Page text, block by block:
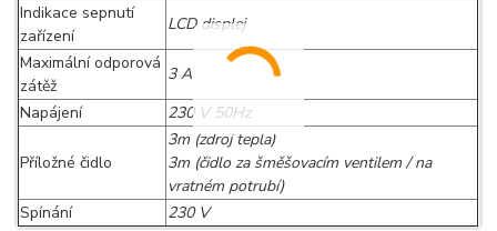
Indikace sepnutí
zařízení
LCD displej
Maximální odporová
zátěž
3 A
Napájení
230 V 50Hz
Příložné čidlo
3m (zdroj tepla)
3m (čidlo za šměšovacím ventilem / na
vratném potrubí)
Spínání
230 V